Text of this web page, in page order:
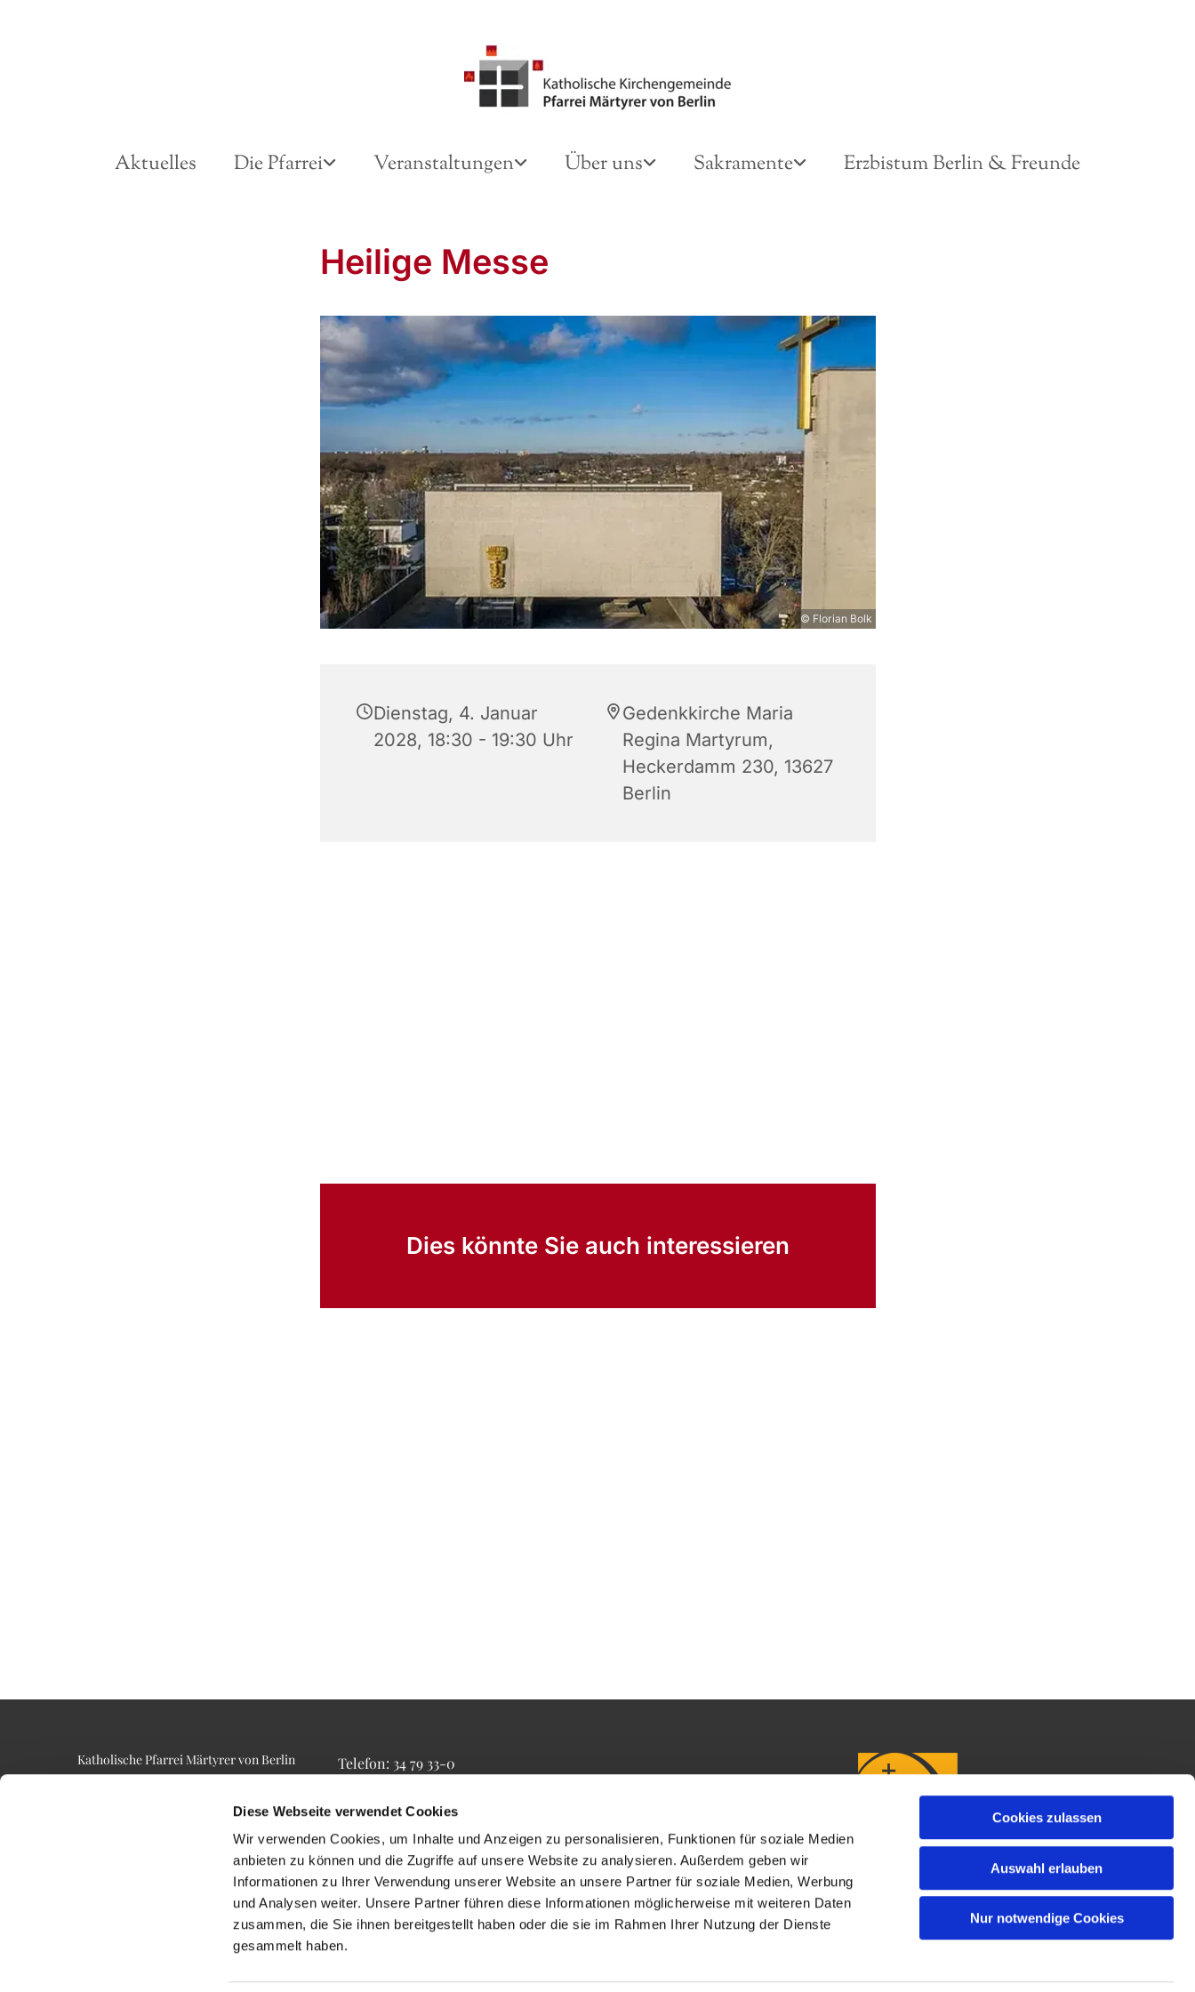
Diese Webseite verwendet Cookies
Wir verwenden Cookies, um Inhalte und Anzeigen zu personalisieren, Funktionen für soziale Medien
anbieten zu können und die Zugriffe auf unsere Website zu analysieren. Außerdem geben wir
Informationen zu Ihrer Verwendung unserer Website an unsere Partner für soziale Medien, Werbung
und Analysen weiter. Unsere Partner führen diese Informationen möglicherweise mit weiteren Daten
zusammen, die Sie ihnen bereitgestellt haben oder die sie im Rahmen Ihrer Nutzung der Dienste
gesammelt haben.
Cookies zulassen
Auswahl erlauben
Nur notwendige Cookies
Aktuelles Die Pfarrei Veranstaltungen Über uns Sakramente Erzbistum Berlin & Freunde
Heilige Messe
© Florian Bolk
Dienstag, 4. Januar
2028, 18:30 - 19:30 Uhr
Gedenkkirche Maria
Regina Martyrum,
Heckerdamm 230, 13627
Berlin
Dies könnte Sie auch interessieren
Katholische Pfarrei Märtyrer von Berlin
Alt-Lietzow 23
Telefon: 34 79 33-0
Email: pfarrbuero@maertyrer-von-berlin.de
Impressum ChurchDesk-Login